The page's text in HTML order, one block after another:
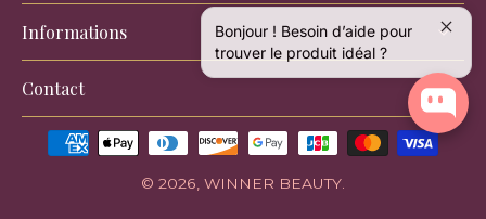
Informations
Contact
© 2026, WINNER BEAUTY
trouver le produit idéal ?